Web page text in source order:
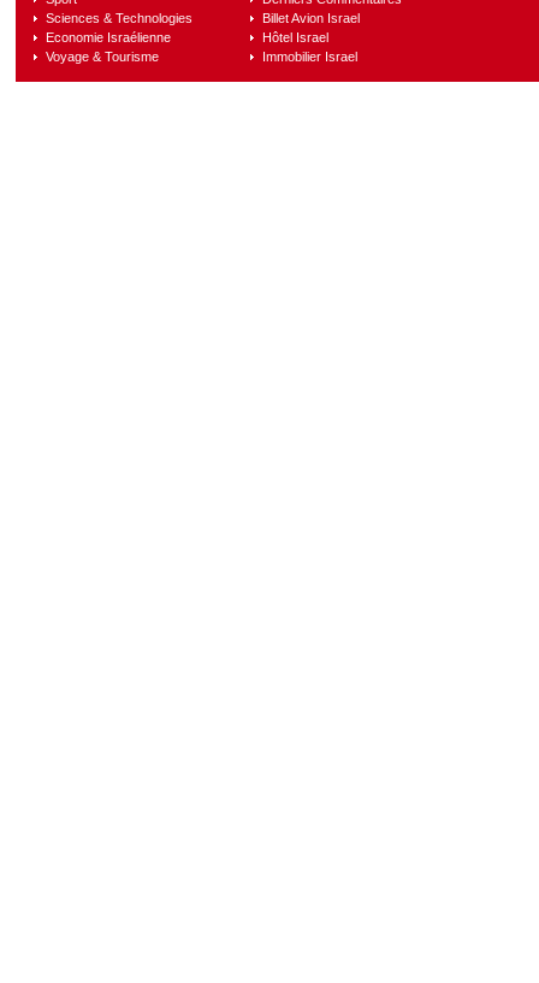
Sciences & Technologies
Economie Israélienne
Voyage & Tourisme
Billet Avion Israel
Hôtel Israel
Immobilier Israel